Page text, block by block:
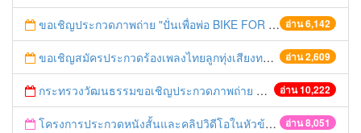
อ่าน 6,142
ขอเชิญประกวดภาพถ่าย "ปั่นเพื่อพ่อ BIKE FOR DAD"
อ่าน 2,609
ขอเชิญสมัครประกวดร้องเพลงไทยลูกทุ่งเสียงทองในงานยอยศยิ่งฟ้าอยุะยามรดกโลก ประจำปี 2558 วันนี้ถึง 8 ธันวาคม 2558
อ่าน 10,222
กระทรวงวัฒนธรรมขอเชิญประกวดภาพถ่าย Bike for mom ปั่นเพื่อแม่ทั่วแผ่นดิน
อ่าน 8,051
โครงการประกวดหนังสั้นและคลิปวิดีโอในหัวข้อ “คนไทยได้อะไรจากประชาคมอาเซียน”